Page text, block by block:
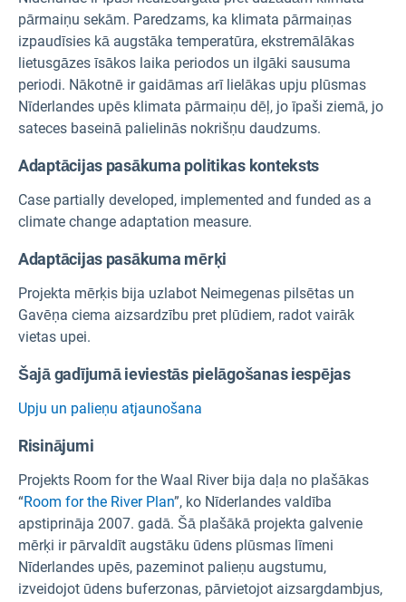
pārmaiņu sekām. Paredzams, ka klimata pārmaiņas
izpaudīsies kā augstāka temperatūra, ekstremālākas
lietusgāzes īsākos laika periodos un ilgāki sausuma
periodi. Nākotnē ir gaidāmas arī lielākas upju plūsmas
Nīderlandes upēs klimata pārmaiņu dēļ, jo īpaši ziemā, jo
sateces baseinā palielinās nokrišņu daudzums.
Adaptācijas pasākuma politikas konteksts
Case partially developed, implemented and funded as a
climate change adaptation measure.
Adaptācijas pasākuma mērķi
Projekta mērķis bija uzlabot Neimegenas pilsētas un
Gavēņa ciema aizsardzību pret plūdiem, radot vairāk
vietas upei.
Šajā gadījumā ieviestās pielāgošanas iespējas
Upju un palieņu atjaunošana
Risinājumi
Projekts Room for the Waal River bija daļa no plašākas
“Room for the River Plan”, ko Nīderlandes valdība
apstiprināja 2007. gadā. Šā plašākā projekta galvenie
mērķi ir pārvaldīt augstāku ūdens plūsmas līmeni
Nīderlandes upēs, pazeminot palieņu augstumu,
izveidojot ūdens buferzonas, pārvietojot aizsargdambjus,